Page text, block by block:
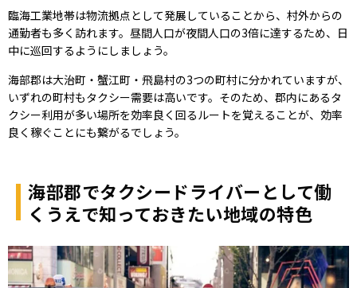
臨海工業地帯は物流拠点として発展していることから、村外からの
通勤者も多く訪れます。昼間人口が夜間人口の3倍に達するため、日
中に巡回するようにしましょう。
海部郡は大治町・蟹江町・飛島村の3つの町村に分かれていますが、
いずれの町村もタクシー需要は高いです。そのため、郡内にあるタ
クシー利用が多い場所を効率良く回るルートを覚えることが、効率
良く稼ぐことにも繋がるでしょう。
海部郡でタクシードライバーとして働
くうえで知っておきたい地域の特色